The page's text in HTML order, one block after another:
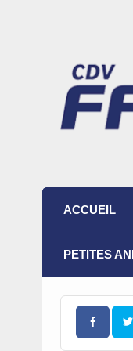
ACCUEIL
PETITES